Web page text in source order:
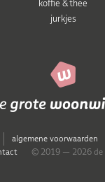
koffie & thee
jurkjes
algemene voorwaarden
© 2019 — 2026 de